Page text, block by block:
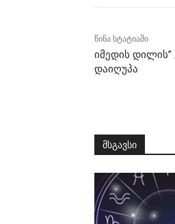
წინა სტატიაში
იმედის
დაიღუპა
მსგავსი